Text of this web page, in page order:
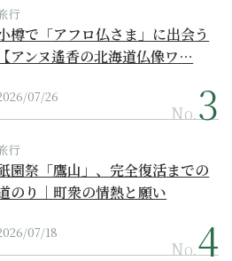
行
樽で「アフロ仏さま」に出会う
【アンヌ遙香の北海道仏像ワ…
07/26
No.
行
園祭「鷹山」、完全復活までの
のり｜町衆の情熱と願い
07/18
No.